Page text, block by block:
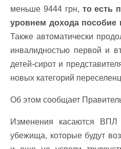
меньше 9444 грн, то есть
уровнем дохода пособие
Также автоматически
инвалидностью первой и
детей-сирот и
новых категорий
Об этом сообщает
Изменения касаются ВПЛ
убежища, которые будут